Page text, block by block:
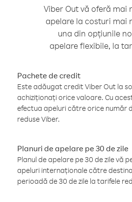
Viber Out vă oferă mai
apelare la costuri mai
una din opțiunile
apelare flexibile, la
Pachete de credit
Este adăugat credit Viber Out la
achiziționați orice valoare. Cu
efectua apeluri către orice număr
reduse Viber.
Planuri de apelare pe 30 de zile
Planul de apelare pe 30 de zile vă
apeluri internaționale către
perioadă de 30 de zile la tarifele